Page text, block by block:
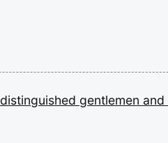
distinguished gentlemen and